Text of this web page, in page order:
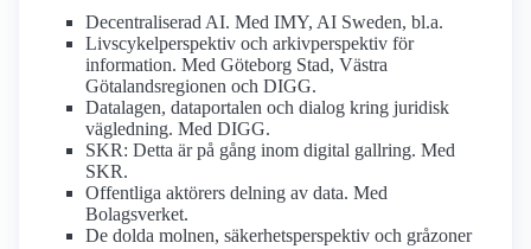
Decentraliserad AI. Med IMY, AI Sweden, bl.a.
Livscykelperspektiv och arkivperspektiv för
information. Med Göteborg Stad, Västra
Götalandsregionen och DIGG.
Datalagen, dataportalen och dialog kring juridisk
vägledning. Med DIGG.
SKR: Detta är på gång inom digital gallring. Med
SKR.
Offentliga aktörers delning av data. Med
Bolagsverket.
De dolda molnen, säkerhetsperspektiv och gråzoner